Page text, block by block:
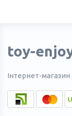
toy-
Інтернет-